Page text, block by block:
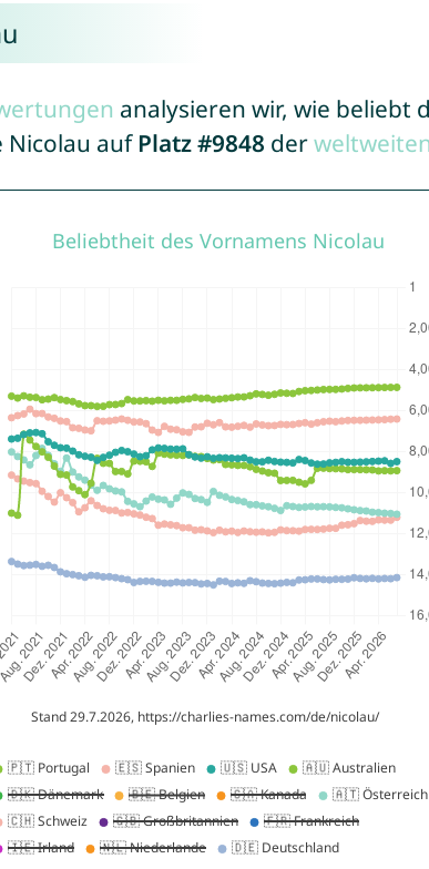
analysieren wir, wie beliebt
Nicolau auf Platz #9848 der